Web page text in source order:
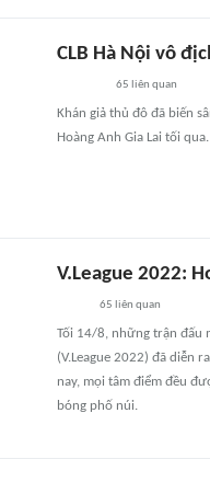
CLB Hà Nội vô
65 liên quan
Khán giả thủ đô đã biến
Hoàng Anh Gia Lai tối
V.League 2022:
65 liên quan
Tối 14/8, những trận đấu
(V.League 2022) đã diễn
nay, mọi tâm điểm đều
bóng phố núi.